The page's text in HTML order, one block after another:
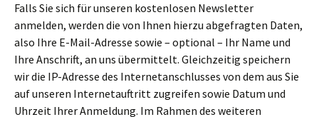
Falls Sie sich für unseren kostenlosen Newsletter
anmelden, werden die von Ihnen hierzu abgefragten Daten,
also Ihre E-Mail-Adresse sowie – optional – Ihr Name und
Ihre Anschrift, an uns übermittelt. Gleichzeitig speichern
wir die IP-Adresse des Internetanschlusses von dem aus Sie
auf unseren Internetauftritt zugreifen sowie Datum und
Uhrzeit Ihrer Anmeldung. Im Rahmen des weiteren